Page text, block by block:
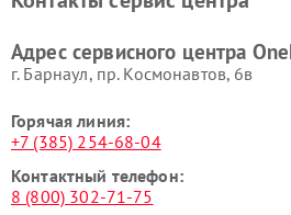
Адрес сервисного центра
г. Барнаул, ​пр. Космонавтов, 6в
Горячая линия:
+7 (385) 254-68-04
Контактный телефон:
8 (800) 302-71-75